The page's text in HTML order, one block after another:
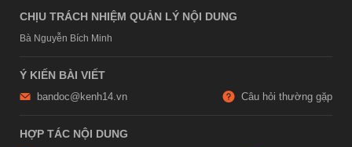
CHỊU TRÁCH NHIỆM QUẢN LÝ NỘI DUNG
Bà Nguyễn Bích Minh
Ý KIẾN BÀI VIẾT
bandoc@kenh14.vn Câu hỏi thường gặp
HỢP TÁC NỘI DUNG